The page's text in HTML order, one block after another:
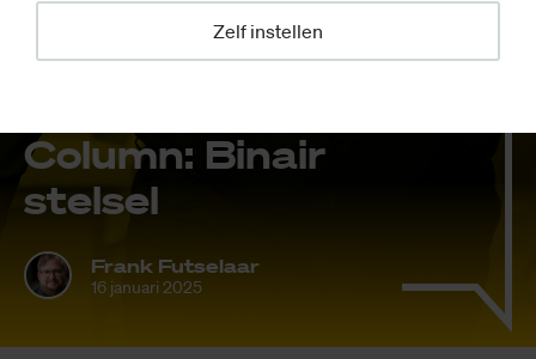
Zelf instellen
Co­lumn: Bi­nair
stel­sel
Frank Futselaar
16 januari 2025